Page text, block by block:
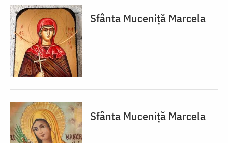
Sfânta Muceniță Marcela
Sfânta Muceniță Marcela